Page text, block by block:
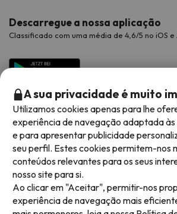
Descarregue a nossa aplicação
Classificado com uma média de 4,6/5 no iOS e
Métodos de pagamento disponíveis
A sua privacidade é muito
Utilizamos cookies apenas para lhe
experiência de navegação adaptada às
e para apresentar publicidade
seu perfil. Estes cookies permitem-nos
conteúdos relevantes para os seus
nosso site para si.
Ao clicar em "Aceitar", permitir-nos
experiência de navegação mais